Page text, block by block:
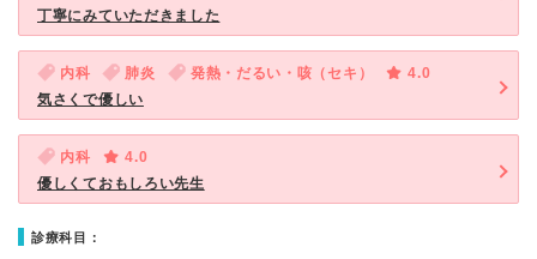
丁寧にみていただきました
内科 肺炎 発熱・だるい・咳（セキ）
4.0
気さくで優しい
内科
4.0
優しくておもしろい先生
診療科目：